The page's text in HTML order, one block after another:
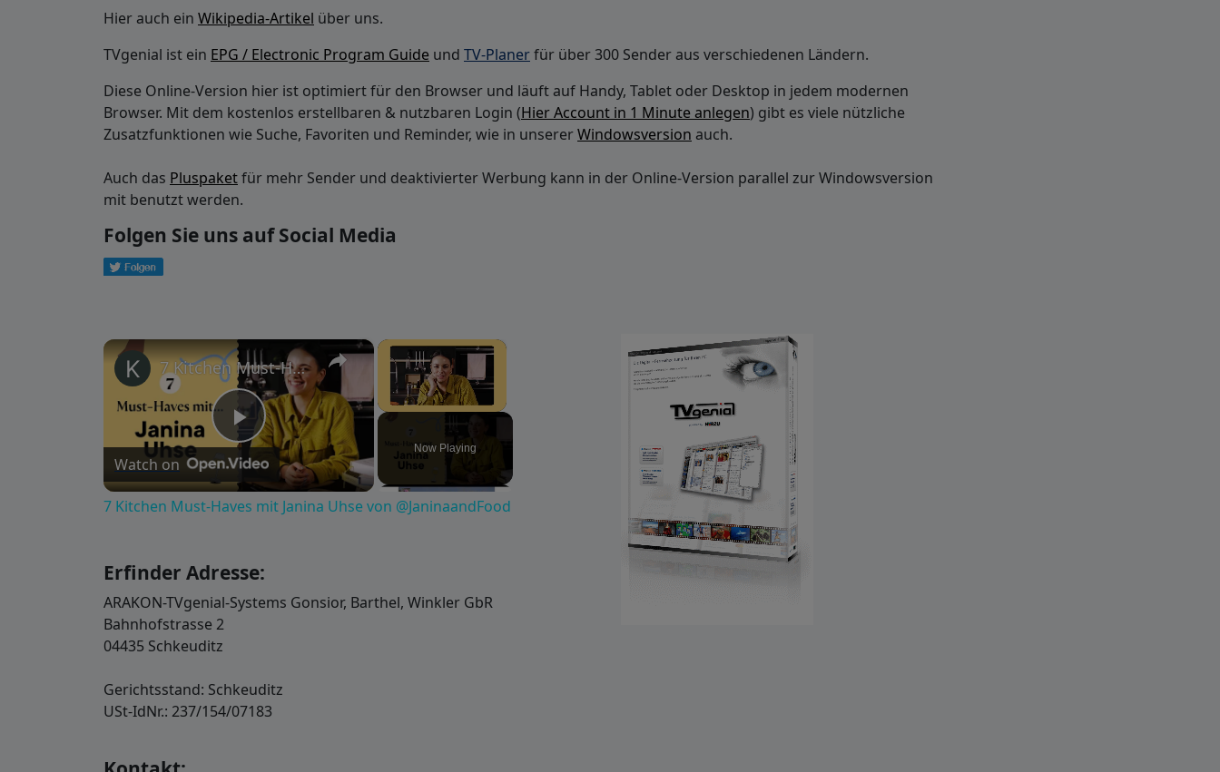
Hier auch ein Wikipedia-Artikel über uns.
TVgenial ist ein EPG / Electronic Program Guide und TV-Planerfür über 300 Sender aus verschiedenen Ländern.
Diese Online-Version hier ist optimiert für den Browser und läuft auf Handy, Tablet oder Desktop in jedem modernen
Browser. Mit dem kostenlos erstellbaren & nutzbaren Login (Hier Account in 1 Minute anlegen) gibt es viele nützliche
Zusatzfunktionen wie Suche, Favoriten und Reminder, wie in unsererWindowsversion auch.
Auch das Pluspaketfür mehr Sender und deaktivierter Werbung kann in der Online-Version parallel zur Windowsversion
mit benutzt werden.
Folgen Sie uns auf Social Media
×
Now Playing
×
Play
Video
7 Kitchen Must-Haves mit Janina Uhse von @JaninaandFood
Watch on
7 Kitchen Must-Haves mit Janina Uhse von @JaninaandFood
Erfinder Adresse:
ARAKON-TVgenial-Systems Gonsior, Barthel, Winkler GbR
Bahnhofstrasse 2
04435 Schkeuditz
Gerichtsstand: Schkeuditz
USt-IdNr.: 237/154/07183